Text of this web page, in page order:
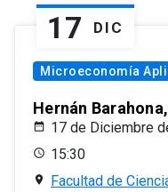
17 DIC
Microeconomía
Hernán
17 de Diciembre
15:30
Facultad de